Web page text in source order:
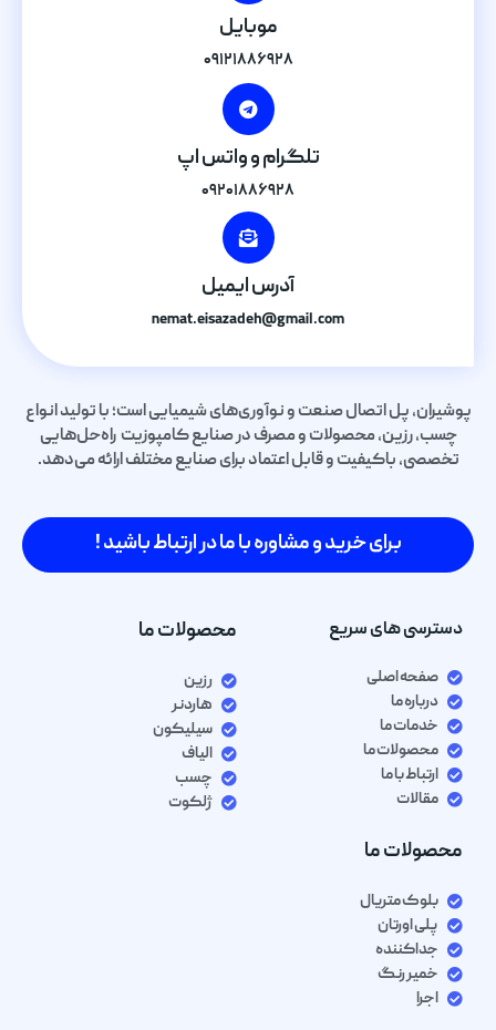
موبایل
۰۹۱۲۱۸۸۶۹۲۸
تلگرام و واتس اپ
۰۹۲۰۱۸۸۶۹۲۸
آدرس ایمیل
nemat.eisazadeh@gmail.com
پوشیران، پل اتصال صنعت و نوآوری‌های شیمیایی است؛ با تولید انواع
چسب، رزین، محصولات و مصرف در صنایع کامپوزیت راه‌حل‌هایی
تخصصی، باکیفیت و قابل اعتماد برای صنایع مختلف ارائه می‌دهد.
برای خرید و مشاوره با ما در ارتباط باشید !
دسترسی های سریع
صفحه اصلی
درباره ما
خدمات ما
محصولات ما
ارتباط با ما
مقالات
محصولات ما
رزین
هاردنر
سیلیکون
الیاف
چسب
ژلکوت
محصولات ما
بلوک متریال
پلی اورتان
جداکننده
خمیر رنگ
اجرا